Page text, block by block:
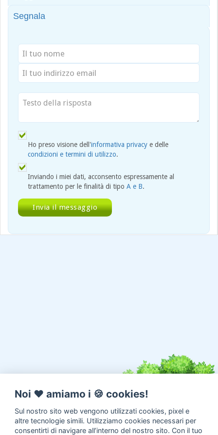
Segnala
Ho preso visione dell'informativa privacy e delle
condizioni e termini di utilizzo.
Inviando i miei dati, acconsento espressamente al
trattamento per le finalità di tipo A e B.
Noi ♥️ amiamo i 🍪 cookies!
Sul nostro sito web vengono utilizzati cookies, pixel e
altre tecnologie simili. Utilizziamo cookies necessari per
consentirti di navigare all’interno del nostro sito. Con il tuo